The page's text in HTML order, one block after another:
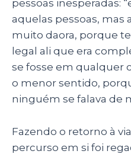
pessoas inesperadas:
aquelas pessoas,
muito daora, porque
legal ali que era
se fosse em qualquer
o menor sentido,
ninguém se falava de
Fazendo o retorno à
percurso em si foi